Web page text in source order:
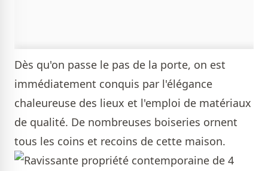
Dès qu'on passe le pas de la porte, on est
immédiatement conquis par l'élégance
chaleureuse des lieux et l'emploi de matériaux
de qualité. De nombreuses boiseries ornent
tous les coins et recoins de cette maison.